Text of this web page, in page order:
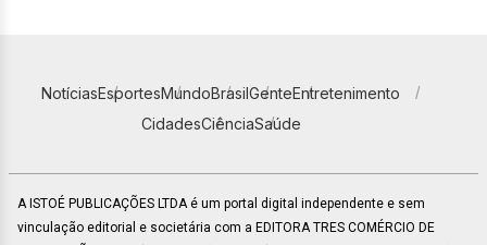
NotíciasEsportesMundoBrasilGenteEntretenimento
CidadesCiênciaSaúde
A ISTOÉ PUBLICAÇÕES LTDA é um portal digital independente e sem
vinculação editorial e societária com a EDITORA TRES COMÉRCIO DE